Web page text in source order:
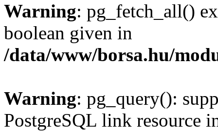
Warning: pg_fetch_all()
boolean given in
/data/www/borsa.hu/
Warning: pg_query():
PostgreSQL link resource